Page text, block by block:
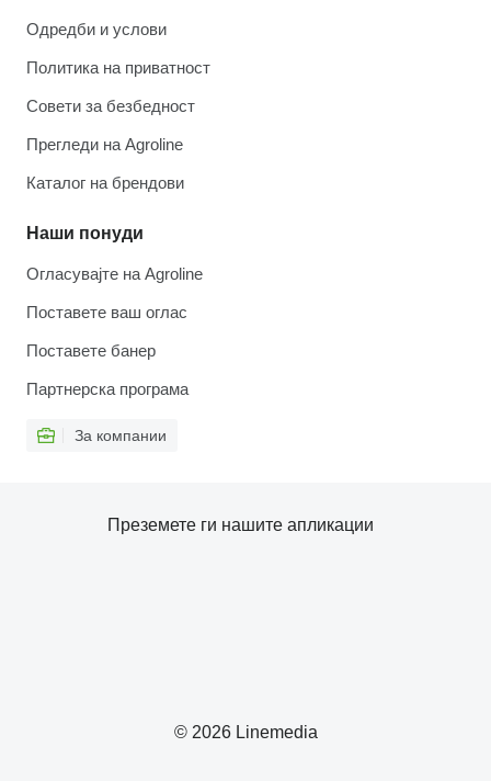
Одредби и услови
Политика на приватност
Совети за безбедност
Прегледи на Agroline
Каталог на брендови
Наши понуди
Огласувајте на Agroline
Поставете ваш оглас
Поставете банер
Партнерска програма
За компании
© 2026 Linemedia
Преземете ги нашите апликации